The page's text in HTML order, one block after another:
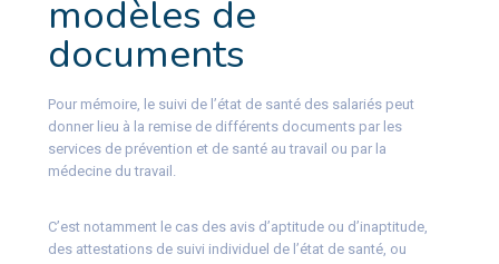
modèles de
documents
Pour mémoire, le suivi de l’état de santé des salariés peut
donner lieu à la remise de différents documents par les
services de prévention et de santé au travail ou par la
médecine du travail.
C’est notamment le cas des avis d’aptitude ou d’inaptitude,
des attestations de suivi individuel de l’état de santé, ou